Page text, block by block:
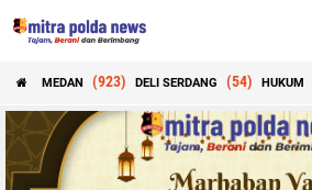
MEDAN (923) DELI SERDANG (54) HUKUM